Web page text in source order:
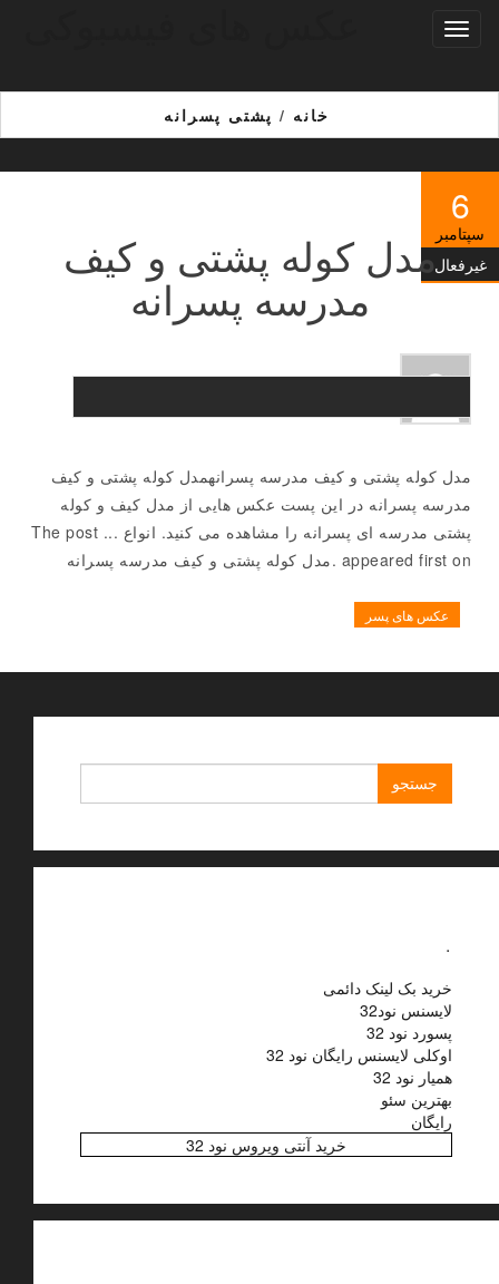
تغییر
خانه/ پشتی پسرانه
6
سپتامبر
غیرفعالمدل کوله پشتی و کیف
مدرسه پسرانه
مدل کوله پشتی و کیف مدرسه پسرانهمدل کوله پشتی و کیف
مدرسه پسرانه در این پست عکس هایی از مدل کیف و کوله
پشتی مدرسه ای پسرانه را مشاهده می کنید. انواع ... The post
appeared first on .مدل کوله پشتی و کیف مدرسه پسرانه
عکس های پسر
برای:
خرید بک لینک دائمی
لایسنس نود32
پسورد نود 32
اوکلی لایسنس رایگان نود 32
همیار نود 32
بهترین سئو
رایگان
خرید آنتی ویروس نود 32